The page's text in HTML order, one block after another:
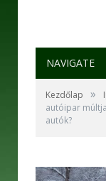
NAVIGATE
Kezdőlap »
autóipar
autók?